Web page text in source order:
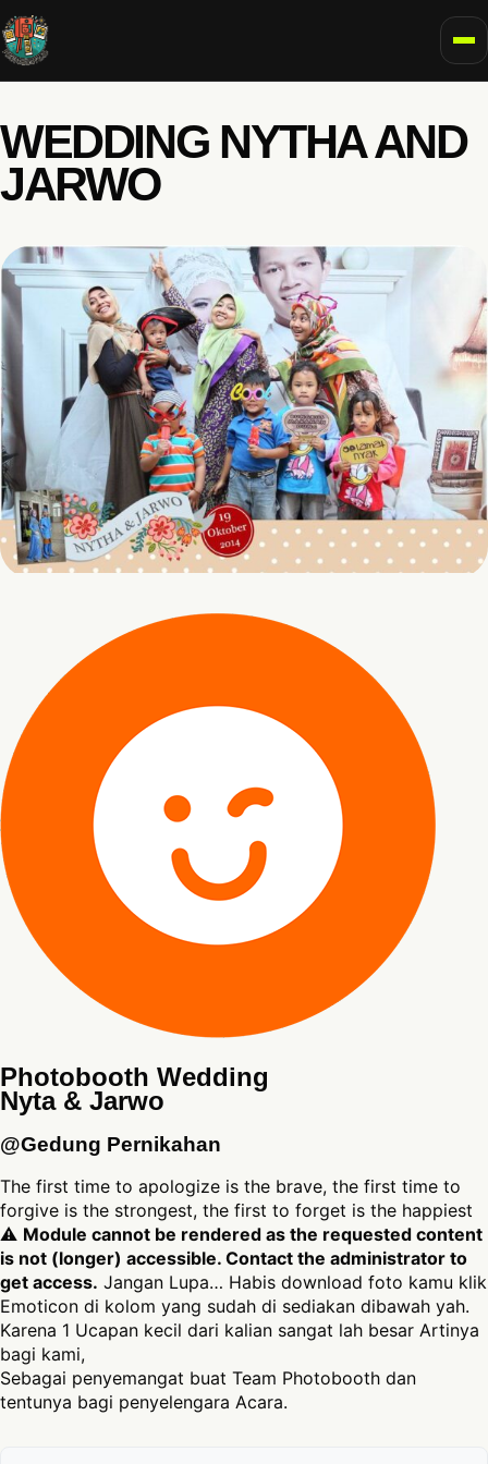
WEDDING NYTHA AND
JARWO
Photobooth Wedding
Nyta & Jarwo
@Gedung Pernikahan
The first time to apologize is the brave, the first time to
forgive is the strongest, the first to forget is the happiest
⚠ Module cannot be rendered as the requested content
is not (longer) accessible. Contact the administrator to
get access. Jangan Lupa… Habis download foto kamu klik
Emoticon di kolom yang sudah di sediakan dibawah yah.
Karena 1 Ucapan kecil dari kalian sangat lah besar Artinya
bagi kami,
Sebagai penyemangat buat Team Photobooth dan
tentunya bagi penyelengara Acara.